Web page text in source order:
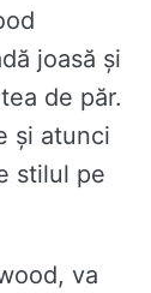
joasă și
de păr.
și atunci
stilul pe
va